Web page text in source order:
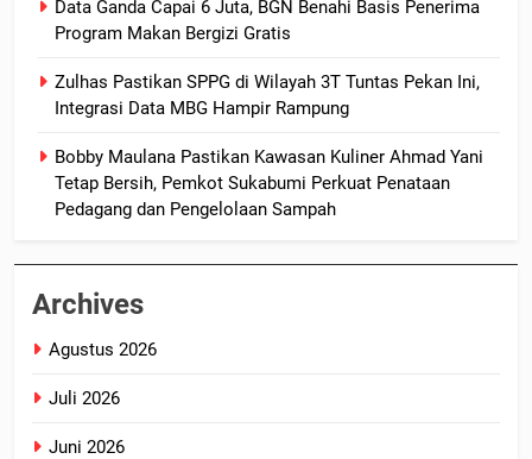
Data Ganda Capai 6 Juta, BGN Benahi Basis Penerima
Program Makan Bergizi Gratis
Zulhas Pastikan SPPG di Wilayah 3T Tuntas Pekan Ini,
Integrasi Data MBG Hampir Rampung
Bobby Maulana Pastikan Kawasan Kuliner Ahmad Yani
Tetap Bersih, Pemkot Sukabumi Perkuat Penataan
Pedagang dan Pengelolaan Sampah
Archives
Agustus 2026
Juli 2026
Juni 2026